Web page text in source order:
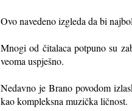
Ovo navedeno izgleda da bi
Mnogi od čitalaca potpuno su
veoma uspješno.
Nedavno je Brano povodom
kao kompleksna muzička ličnost.